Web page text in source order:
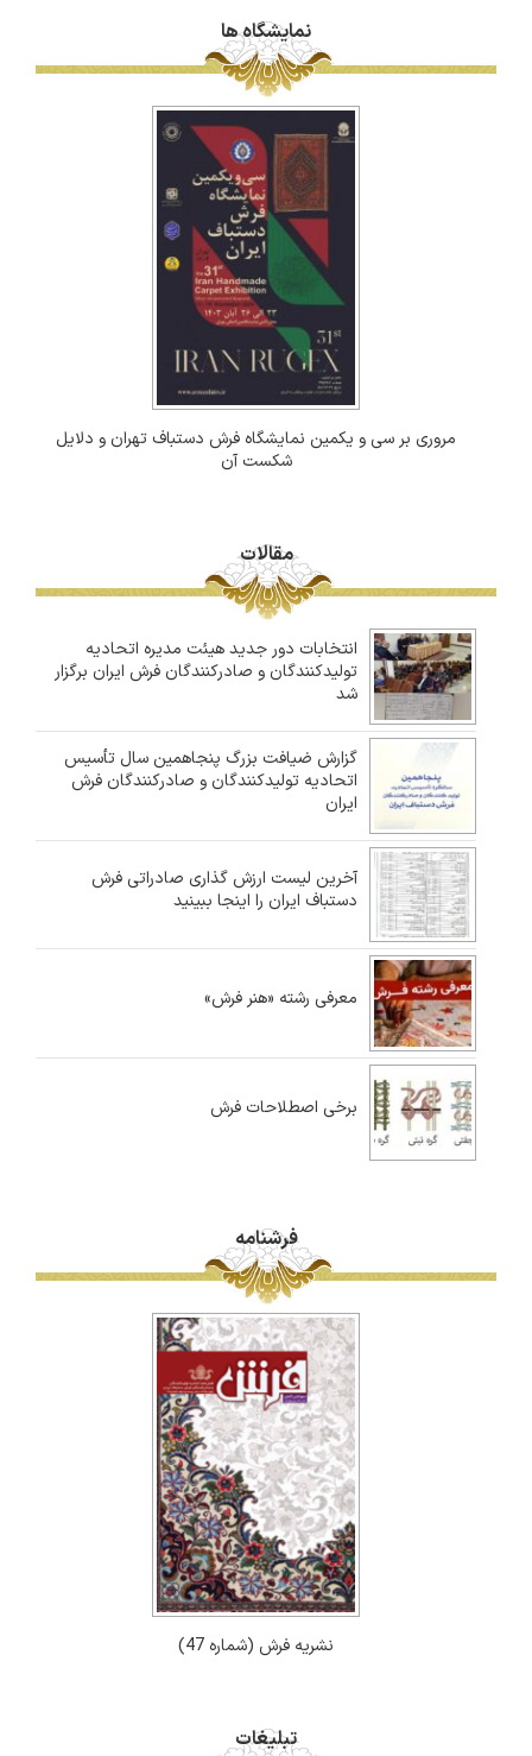
نمایشگاه ها
مروری بر سی و یکمین نمایشگاه فرش دستباف تهران و دلایل
شکست آن
مقالات
انتخابات دور جدید هیئت مدیره اتحادیه
تولیدکنندگان و صادرکنندگان فرش ایران برگزار
شد
گزارش ضیافت بزرگ پنجاهمین سال تأسیس
اتحادیه تولیدکنندگان و صادرکنندگان فرش
ایران
آخرین لیست ارزش گذاری صادراتی فرش
دستباف ایران را اینجا ببینید
معرفی رشته «هنر فرش»
برخی اصطلاحات فرش
فرشنامه
نشریه فرش (شماره 47)
تبلیغات